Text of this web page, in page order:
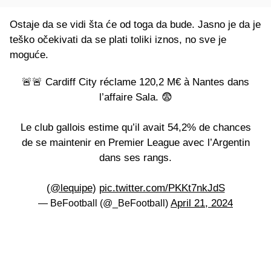
Ostaje da se vidi šta će od toga da bude. Jasno je da je
teško očekivati da se plati toliki iznos, no sve je
moguće.
🚨🚨 Cardiff City réclame 120,2 M€ à Nantes dans
l’affaire Sala. 😨
Le club gallois estime qu’il avait 54,2% de chances
de se maintenir en Premier League avec l’Argentin
dans ses rangs.
(@lequipe) pic.twitter.com/PKKt7nkJdS
— BeFootball (@_BeFootball) April 21, 2024